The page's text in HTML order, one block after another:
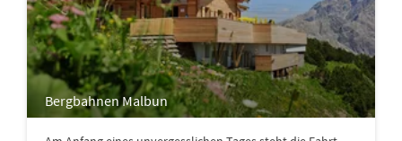
Bergbahnen Malbun